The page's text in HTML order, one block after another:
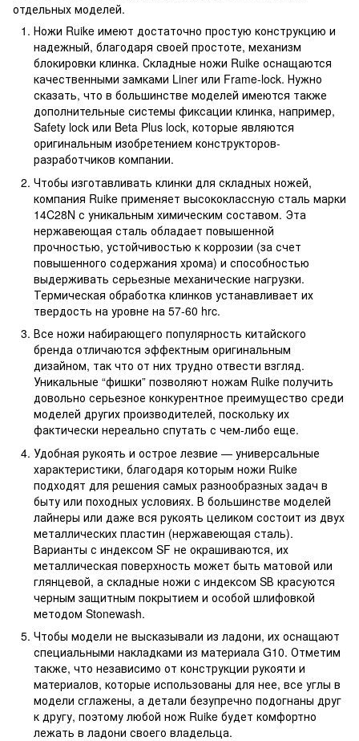
отдельных моделей.
Ножи Ruike имеют достаточно простую конструкцию и
надежный, благодаря своей простоте, механизм
блокировки клинка. Складные ножи Ruike оснащаются
качественными замками Liner или Frame-lock. Нужно
сказать, что в большинстве моделей имеются также
дополнительные системы фиксации клинка, например,
Safety lock или Beta Plus lock, которые являются
оригинальным изобретением конструкторов-
разработчиков компании.
Чтобы изготавливать клинки для складных ножей,
компания Ruike применяет высококлассную сталь марки
14C28N с уникальным химическим составом. Эта
нержавеющая сталь обладает повышенной
прочностью, устойчивостью к коррозии (за счет
повышенного содержания хрома) и способностью
выдерживать серьезные механические нагрузки.
Термическая обработка клинков устанавливает их
твердость на уровне на 57-60 hrc.
Все ножи набирающего популярность китайского
бренда отличаются эффектным оригинальным
дизайном, так что от них трудно отвести взгляд.
Уникальные “фишки” позволяют ножам Ruike получить
довольно серьезное конкурентное преимущество среди
моделей других производителей, поскольку их
фактически нереально спутать с чем-либо еще.
Удобная рукоять и острое лезвие — универсальные
характеристики, благодаря которым ножи Ruike
подходят для решения самых разнообразных задач в
быту или походных условиях. В большинстве моделей
лайнеры или даже вся рукоять целиком состоит из двух
металлических пластин (нержавеющая сталь).
Варианты с индексом SF не окрашиваются, их
металлическая поверхность может быть матовой или
глянцевой, а складные ножи с индексом SВ красуются
черным защитным покрытием и особой шлифовкой
методом Stonewash.
Чтобы модели не высказывали из ладони, их оснащают
специальными накладками из материала G10. Отметим
также, что независимо от конструкции рукояти и
материалов, которые использованы для нее, все углы в
модели сглажены, а детали безупречно подогнаны друг
к другу, поэтому любой нож Ruike будет комфортно
лежать в ладони своего владельца.